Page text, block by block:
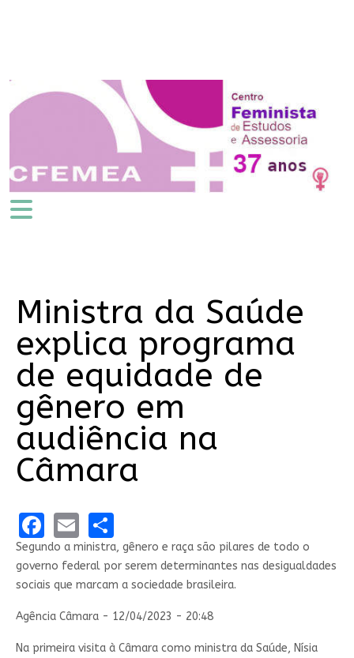
Ministra da Saúde
explica programa
de equidade de
gênero em
audiência na
Câmara
Facebook
EmailShare
Segundo a ministra, gênero e raça são pilares de todo o
governo federal por serem determinantes nas desigualdades
sociais que marcam a sociedade brasileira.
Agência Câmara - 12/04/2023 - 20:48
Na primeira visita à Câmara como ministra da Saúde, Nísia